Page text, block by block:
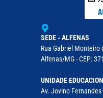
SEDE - ALFENAS
Rua Gabriel Monteiro
Alfenas/MG - CEP:
UNIDADE
Av. Jovino